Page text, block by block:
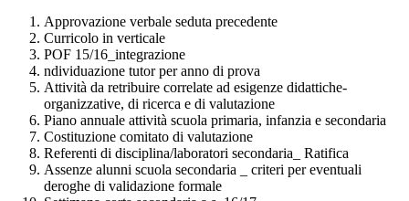
Approvazione verbale seduta precedente
Curricolo in verticale
POF 15/16_integrazione
ndividuazione tutor per anno di prova
Attività da retribuire correlate ad esigenze didattiche-
organizzative, di ricerca e di valutazione
Piano annuale attività scuola primaria, infanzia e secondaria
Costituzione comitato di valutazione
Referenti di disciplina/laboratori secondaria_ Ratifica
Assenze alunni scuola secondaria _ criteri per eventuali
deroghe di validazione formale